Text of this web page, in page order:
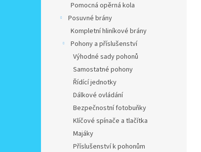
Pomocná opěrná kola
Posuvné brány
Kompletní hliníkové brány
Pohony a příslušenství
Výhodné sady pohonů
Samostatné pohony
Řídící jednotky
Dálkové ovládání
Bezpečnostní fotobuňky
Klíčové spínače a tlačítka
Majáky
Příslušenství k pohonům